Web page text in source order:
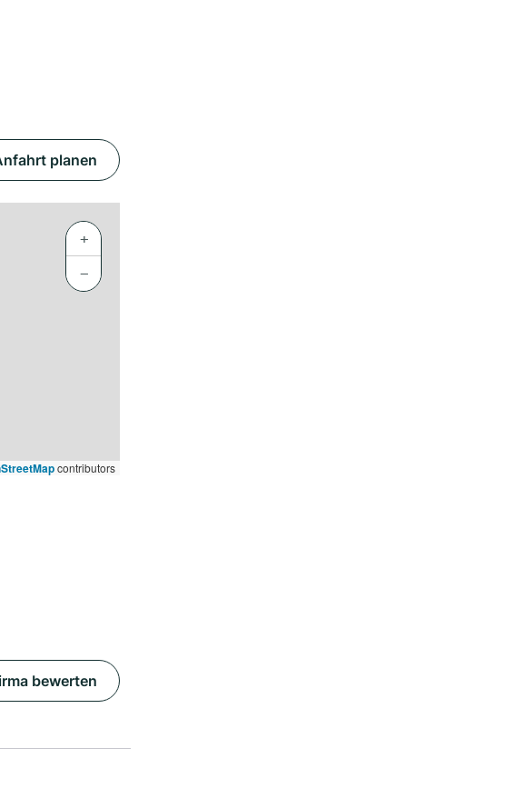
planen
+
−
contributors
bewerten